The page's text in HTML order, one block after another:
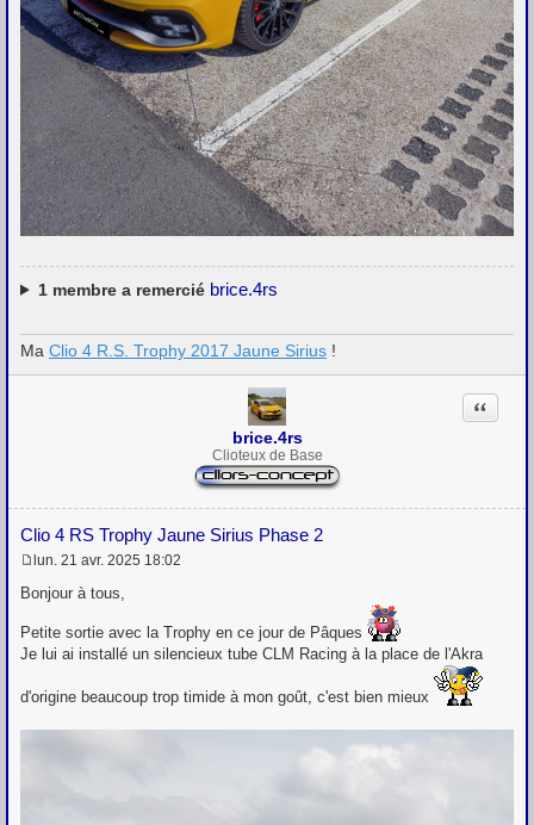
1membre a remercié brice.4rs
Ma Clio 4 R.S. Trophy 2017 Jaune Sirius !
brice.4rs
Clioteux de Base
Clio 4 RS Trophy Jaune Sirius Phase 2
Citation
e
a
g
lun. 21 avr. 2025 18:02
Bonjour à tous,
Petite sortie avec la Trophy en ce jour de Pâques
Je lui ai installé un silencieux tube CLM Racing à la place de l'Akra
d'origine beaucoup trop timide à mon goût, c'est bien mieux